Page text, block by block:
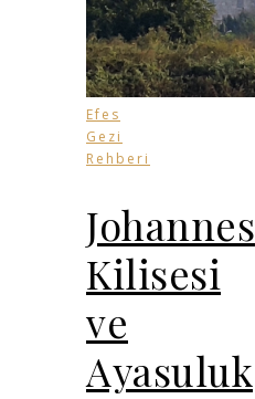
Efes
Gezi
Rehberi
Johannes
Kilisesi
ve
Ayasuluk